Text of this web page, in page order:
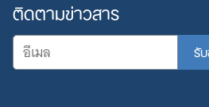
ติดตามข่าวสาร